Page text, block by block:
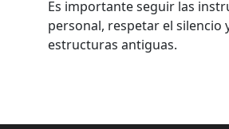
Es importante seguir las
personal, respetar el silencio
estructuras antiguas.